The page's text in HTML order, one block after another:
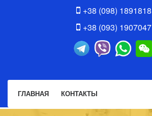
+38 (098) 1891818
+38 (093) 1907047
ГЛАВНАЯ КОНТАКТЫ